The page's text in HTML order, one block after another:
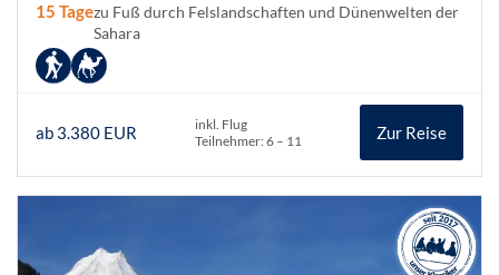
15 Tagezu Fuß durch Felslandschaften und Dünenwelten der
Sahara
ab 3.380 EUR
inkl. Flug
Teilnehmer: 6 – 11
Zur Reise